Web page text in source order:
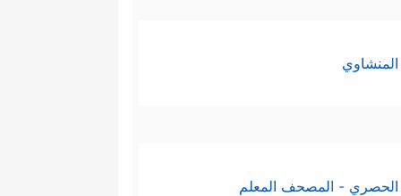
الحصري - المصحف المعلم